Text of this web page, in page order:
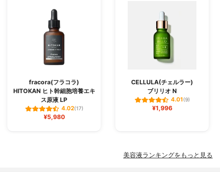
fracora(フラコラ)
HITOKAN ヒト幹細胞培養エキ
ス原液 LP
4.02(17)
¥5,980
CELLULA(チェルラー)
ブリリオ N
4.01(9)
¥1,996
美容液ランキングをもっと見る